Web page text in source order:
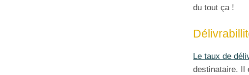
du tout ça !
Le taux de
destinataire. Il